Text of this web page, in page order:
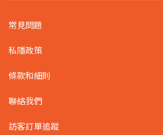
常見問題
私隱政策
條款和細則
聯絡我們
訪客訂單追蹤